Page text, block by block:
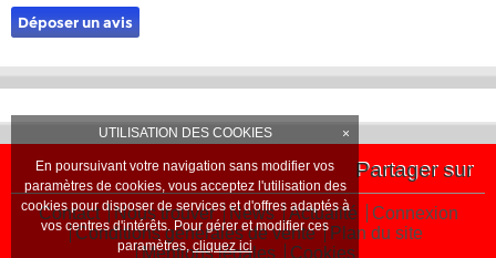
UTILISATION DES COOKIES ×
En poursuivant votre navigation sans modifier vos
paramètres de cookies, vous acceptez l'utilisation des
cookies pour disposer de services et d'offres adaptés à
vos centres d'intérêts. Pour gérer et modifier ces
paramètres,cliquez ici
Déposer un avis
Partager sur
Contact Nous trouver News Actualité
Connexion
Conditions générales de vente
Plan du site
Mentions légales
Cookies